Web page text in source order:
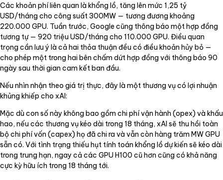
Các khoản phí liên quan là khổng lồ, tăng lên mức 1,25 tỷ
USD/tháng cho công suất 300MW — tương đương khoảng
220.000 GPU. Tuần trước, Google cũng thông báo một hợp đồng
tương tự — 920 triệu USD/tháng cho 110.000 GPU. Điều quan
trọng cần lưu ý là cả hai thỏa thuận đều có điều khoản hủy bỏ —
cho phép một trong hai bên chấm dứt hợp đồng với thông báo 90
ngày sau thời gian cam kết ban đầu.
Nếu nhìn nhận theo giá trị thực, đây là một thương vụ có lợi nhuận
khủng khiếp cho xAI:
Mặc dù con số này không bao gồm chi phí vận hành (opex) và khấu
hao, nếu các thương vụ kéo dài trong 18 tháng, xAI sẽ thu hồi toàn
bộ chi phí vốn (capex) họ đã chi ra và vẫn còn hàng trăm MW GPU
sẵn có. Với tình trạng thiếu hụt tính toán khổng lồ dự kiến sẽ kéo dài
trong trung hạn, ngay cả các GPU H100 cũ hơn cũng có khả năng
cực kỳ hữu ích trong 18 tháng tới.